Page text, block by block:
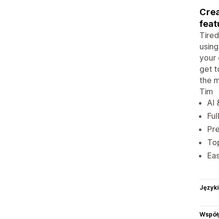
your
get
the
Tim
Al
Języki